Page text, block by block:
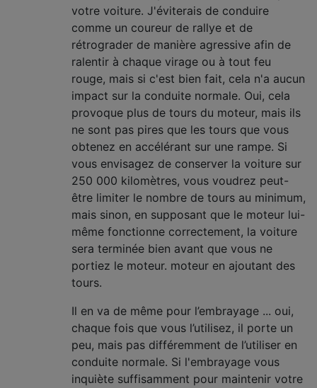
votre voiture. J'éviterais de conduire
comme un coureur de rallye et de
rétrograder de manière agressive afin de
ralentir à chaque virage ou à tout feu
rouge, mais si c'est bien fait, cela n'a aucun
impact sur la conduite normale. Oui, cela
provoque plus de tours du moteur, mais ils
ne sont pas pires que les tours que vous
obtenez en accélérant sur une rampe. Si
vous envisagez de conserver la voiture sur
250 000 kilomètres, vous voudrez peut-
être limiter le nombre de tours au minimum,
mais sinon, en supposant que le moteur lui-
même fonctionne correctement, la voiture
sera terminée bien avant que vous ne
portiez le moteur. moteur en ajoutant des
tours.
Il en va de même pour l’embrayage ... oui,
chaque fois que vous l’utilisez, il porte un
peu, mais pas différemment de l’utiliser en
conduite normale. Si l'embrayage vous
inquiète suffisamment pour maintenir votre